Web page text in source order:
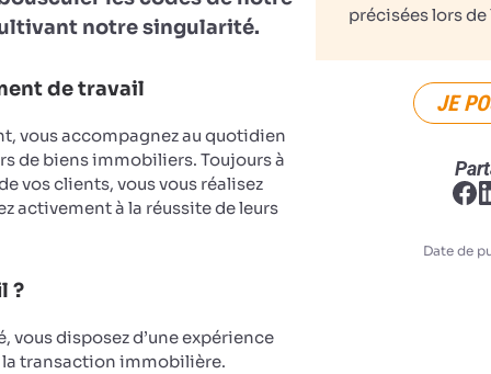
notre singularité.
de travail
vous accompagnez au quotidien
de biens immobiliers. Toujours à
vos clients, vous vous réalisez
activement à la réussite de leurs
?
disposez d’une expérience
la transaction immobilière.
précisées lors de
JE
Date de